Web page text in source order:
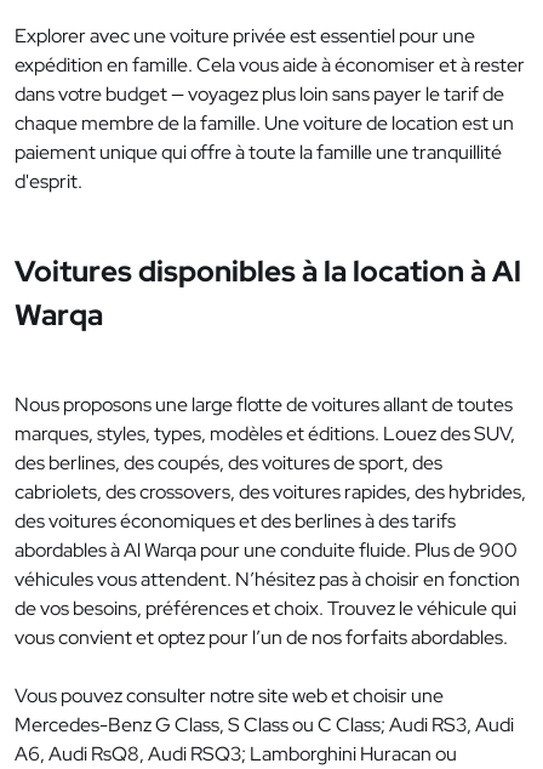
Explorer avec une voiture privée est essentiel pour une
expédition en famille. Cela vous aide à économiser et à rester
dans votre budget — voyagez plus loin sans payer le tarif de
chaque membre de la famille. Une voiture de location est un
paiement unique qui offre à toute la famille une tranquillité
d'esprit.
Voitures disponibles à la location à Al
Warqa
Nous proposons une large flotte de voitures allant de toutes
marques, styles, types, modèles et éditions. Louez des SUV,
des berlines, des coupés, des voitures de sport, des
cabriolets, des crossovers, des voitures rapides, des hybrides,
des voitures économiques et des berlines à des tarifs
abordables à Al Warqa pour une conduite fluide. Plus de 900
véhicules vous attendent. N’hésitez pas à choisir en fonction
de vos besoins, préférences et choix. Trouvez le véhicule qui
vous convient et optez pour l’un de nos forfaits abordables.
Vous pouvez consulter notre site web et choisir une
Mercedes-Benz G Class, S Class ou C Class; Audi RS3, Audi
A6, Audi RsQ8, Audi RSQ3; Lamborghini Huracan ou